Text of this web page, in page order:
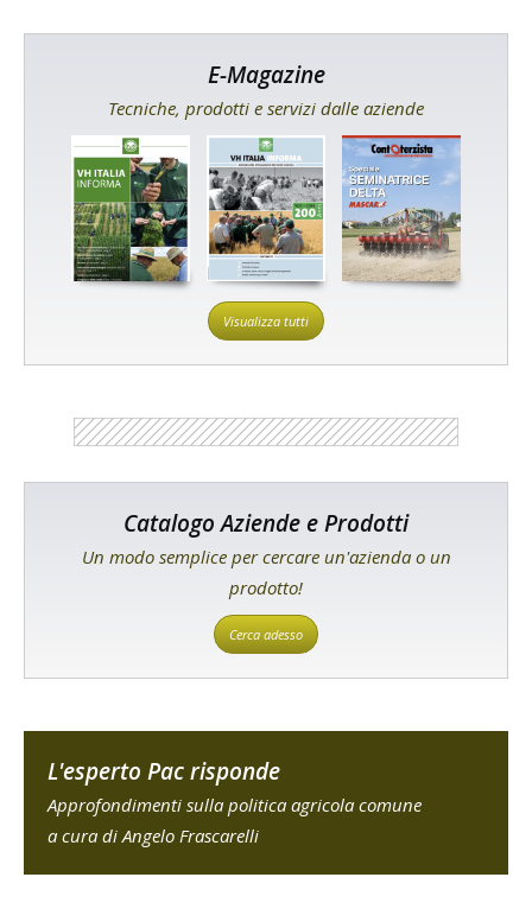
E-Magazine
Tecniche, prodotti e servizi dalle aziende
Visualizza tutti
Catalogo Aziende e Prodotti
Un modo semplice per cercare un'azienda o un
prodotto!
Cerca adesso
L'esperto Pac risponde
Approfondimenti sulla politica agricola comune
a cura di Angelo Frascarelli